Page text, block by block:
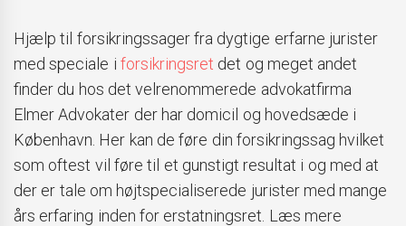
Hjælp til forsikringssager fra dygtige erfarne jurister
med speciale i forsikringsret det og meget andet
finder du hos det velrenommerede advokatfirma
Elmer Advokater der har domicil og hovedsæde i
København. Her kan de føre din forsikringssag hvilket
som oftest vil føre til et gunstigt resultat i og med at
der er tale om højtspecialiserede jurister med mange
års erfaring inden for erstatningsret. Læs mere